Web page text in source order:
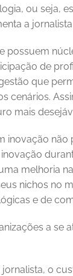
ou seja,
a
possuem
de
que
cenários.
mais
inovação não
melhoria
nichos no
e de
a se
o